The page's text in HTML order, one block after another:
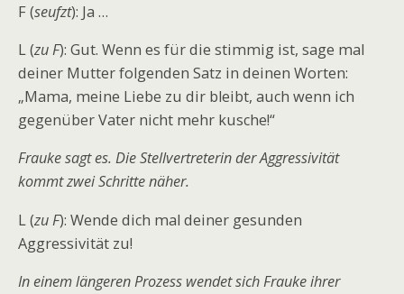
F (seufzt): Ja …
L (zu F): Gut. Wenn es für die stimmig ist, sage mal
deiner Mutter folgenden Satz in deinen Worten:
„Mama, meine Liebe zu dir bleibt, auch wenn ich
gegenüber Vater nicht mehr kusche!“
Frauke sagt es. Die Stellvertreterin der Aggressivität
kommt zwei Schritte näher.
L (zu F): Wende dich mal deiner gesunden
Aggressivität zu!
In einem längeren Prozess wendet sich Frauke ihrer